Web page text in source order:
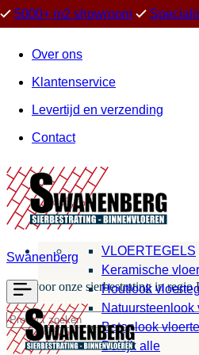
5000+ m2 showroom
Over ons
Klantenservice
Levertijd en verzending
Contact
Swanenberg
Kies voor onze sierbestrating in regio
VLOERTEGELS
Keramische
Houtlook
Natuursteenlook
Betonlook
Bekijk alle